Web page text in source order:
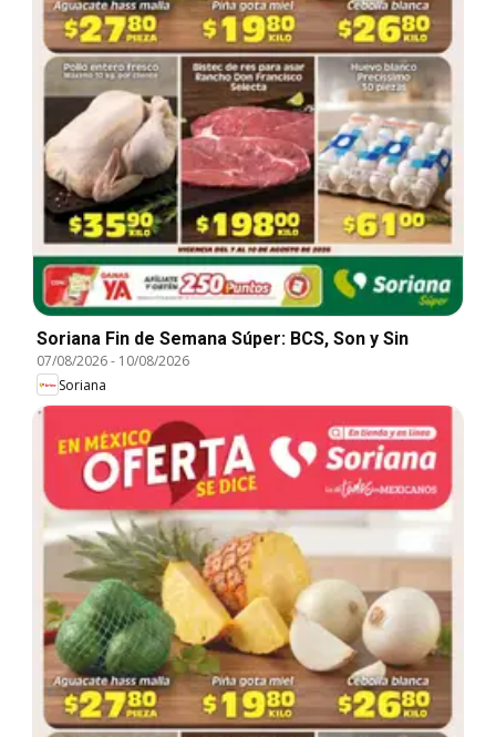
Soriana Fin de Semana Súper: BCS, Son y Sin
07/08/2026- 10/08/2026
Soriana